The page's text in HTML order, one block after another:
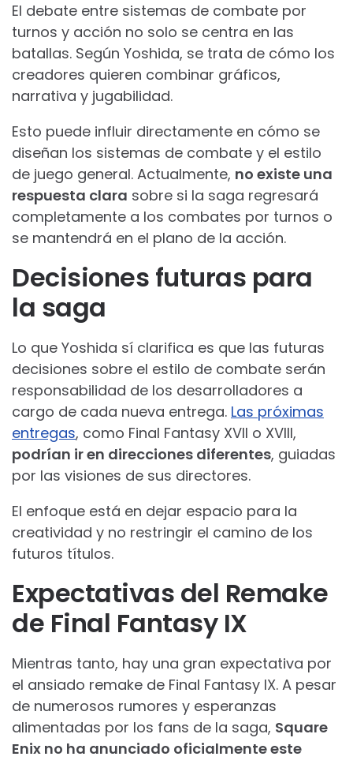
El debate entre sistemas de combate por
turnos y acción no solo se centra en las
batallas. Según Yoshida, se trata de cómo los
creadores quieren combinar gráficos,
narrativa y jugabilidad.
Esto puede influir directamente en cómo se
diseñan los sistemas de combate y el estilo
de juego general. Actualmente, no existe una
respuesta clara sobre si la saga regresará
completamente a los combates por turnos o
se mantendrá en el plano de la acción.
Decisiones futuras para
la saga
Lo que Yoshida sí clarifica es que las futuras
decisiones sobre el estilo de combate serán
responsabilidad de los desarrolladores a
cargo de cada nueva entrega. Las próximas
entregas, como Final Fantasy XVII o XVIII,
podrían ir en direcciones diferentes, guiadas
por las visiones de sus directores.
El enfoque está en dejar espacio para la
creatividad y no restringir el camino de los
futuros títulos.
Expectativas del Remake
de Final Fantasy IX
Mientras tanto, hay una gran expectativa por
el ansiado remake de Final Fantasy IX. A pesar
de numerosos rumores y esperanzas
alimentadas por los fans de la saga, Square
Enix no ha anunciado oficialmente este